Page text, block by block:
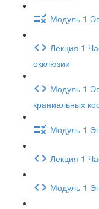
Модуль 1
Лекция 1
окклюзии
Модуль 1
краниальных
Модуль 1
Лекция 1
Модуль 1